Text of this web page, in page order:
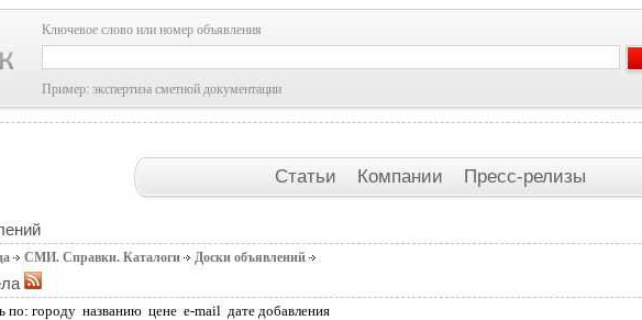
Ключевое слово или номер объявления
Пример: экспертиза сметной документации
Статьи Компании Пресс-релизы
СМИ. Справки. Каталоги Доски объявлений
по: городу названию цене e-mail дате добавления